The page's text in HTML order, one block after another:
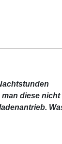
diese nicht